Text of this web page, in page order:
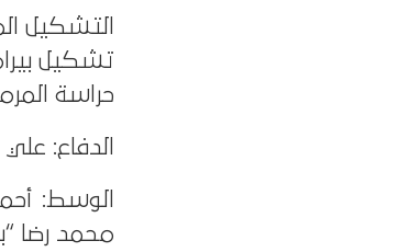
التشكيل
تشكيل
حراسة
الدفاع:
الوسط:
محمد رضا